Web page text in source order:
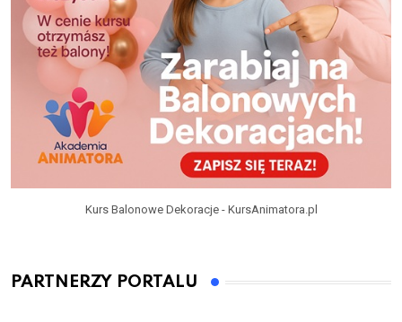
Kurs Balonowe Dekoracje - KursAnimatora.pl
PARTNERZY PORTALU